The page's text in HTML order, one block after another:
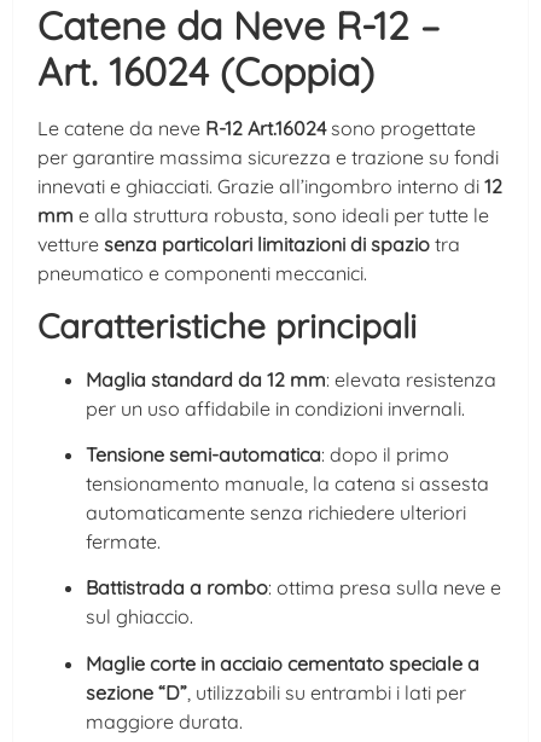
Catene da Neve R-12 –
Art. 16024 (Coppia)
Le catene da neve R-12 Art.16024sono progettate
per garantire massima sicurezza e trazione su fondi
innevati e ghiacciati. Grazie all’ingombro interno di 12
mm e alla struttura robusta, sono ideali per tutte le
vetture senza particolari limitazioni di spazio tra
pneumatico e componenti meccanici.
Caratteristiche principali
Maglia standard da 12 mm: elevata resistenza
per un uso affidabile in condizioni invernali.
Tensione semi-automatica: dopo il primo
tensionamento manuale, la catena si assesta
automaticamente senza richiedere ulteriori
fermate.
Battistrada a rombo: ottima presa sulla neve e
sul ghiaccio.
Maglie corte in acciaio cementato speciale a
sezione “D” , utilizzabili su entrambi i lati per
maggiore durata.